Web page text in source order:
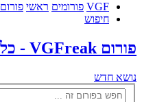
VGF פורומים ראשי פורום VGFreak - כללי
חיפוש
פורום VGFreak - כללי
נושא חדש